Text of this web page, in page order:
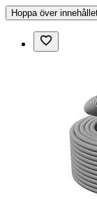
Hoppa över